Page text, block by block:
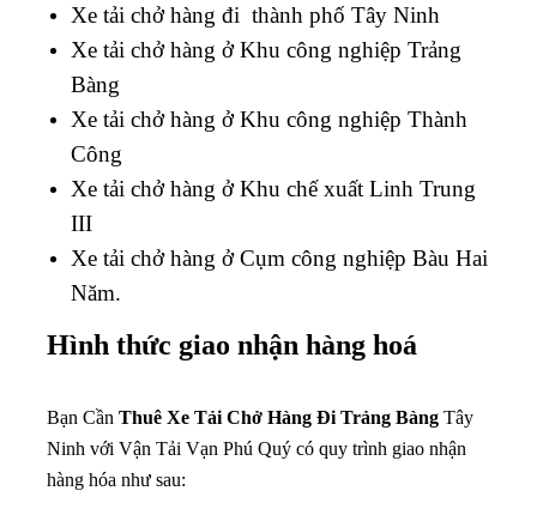
Xe tải chở hàng đi thành phố Tây Ninh
Xe tải chở hàng ở Khu công nghiệp Trảng
Bàng
Xe tải chở hàng ở Khu công nghiệp Thành
Công
Xe tải chở hàng ở Khu chế xuất Linh Trung
III
Xe tải chở hàng ở Cụm công nghiệp Bàu Hai
Năm.
Hình thức giao nhận hàng hoá
Bạn Cần Thuê Xe Tải Chở Hàng Đi Trảng Bàng Tây
Ninh với Vận Tải Vạn Phú Quý có quy trình giao nhận
hàng hóa như sau: